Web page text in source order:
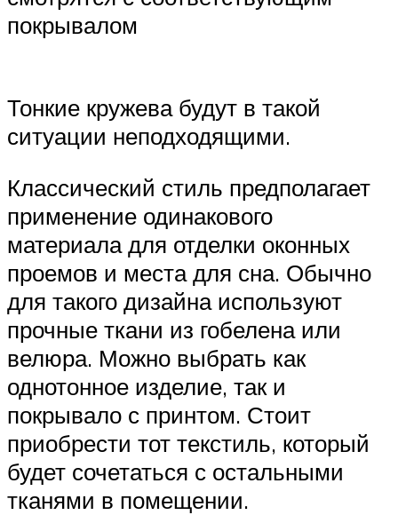
покрывалом
Тонкие кружева будут в такой
ситуации неподходящими.
Классический стиль предполагает
применение одинакового
материала для отделки оконных
проемов и места для сна. Обычно
для такого дизайна используют
прочные ткани из гобелена или
велюра. Можно выбрать как
однотонное изделие, так и
покрывало с принтом. Стоит
приобрести тот текстиль, который
будет сочетаться с остальными
тканями в помещении.